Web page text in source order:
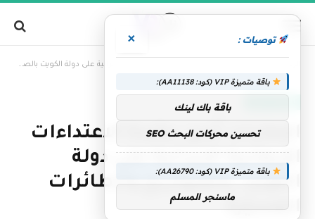
الإمارات تُدين بشدة الاعتداءات الإرهابية الإيرانية على دولة الكويت بالصواريخ والطائرات المسيّرة
الإمارات تُدين بشدة الاعتداءات
الإرهابية الإيرانية على دولة
الكويت بالصواريخ والطائرات
المسيّرة
توصيات : ×
باقة متميزة VIP (كود: AA11138):
باقة باك لينك
تحسين محركات البحث SEO
باقة متميزة VIP (كود: AA26790):
ماسنجر المسلم